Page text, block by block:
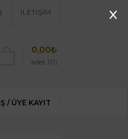
İLETIŞIM
adet (0)
0,00₺
/ ÜYE KAYIT